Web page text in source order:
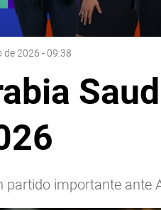
de 2026 - 09:38
partido importante